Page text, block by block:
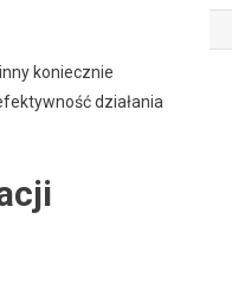
koniecznie
działania